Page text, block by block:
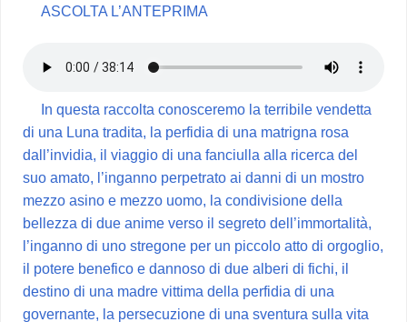
ASCOLTA L’ANTEPRIMA
In questa raccolta conosceremo la terribile vendetta
di una Luna tradita, la perfidia di una matrigna rosa
dall’invidia, il viaggio di una fanciulla alla ricerca del
suo amato, l’inganno perpetrato ai danni di un mostro
mezzo asino e mezzo uomo, la condivisione della
bellezza di due anime verso il segreto dell’immortalità,
l’inganno di uno stregone per un piccolo atto di orgoglio,
il potere benefico e dannoso di due alberi di fichi, il
destino di una madre vittima della perfidia di una
governante, la persecuzione di una sventura sulla vita